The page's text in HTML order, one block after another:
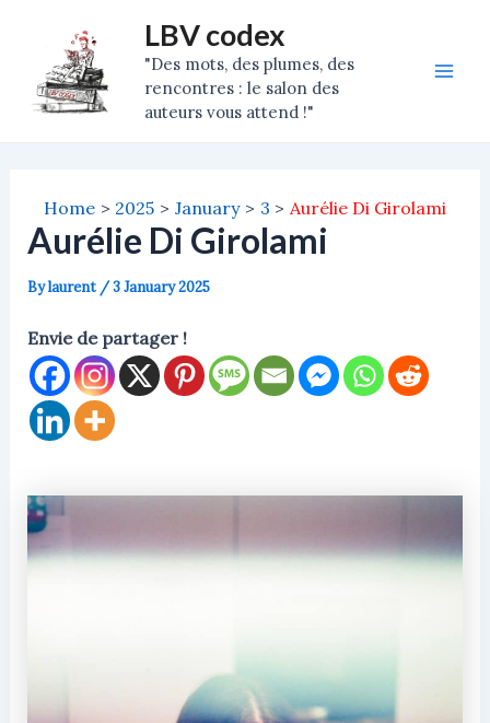
content
LBV codex
"Des mots, des plumes, des
rencontres : le salon des
auteurs vous attend !"
Home 2025 January 3 Aurélie Di Girolami
Aurélie Di Girolami
Bylaurent /3 January 2025
Envie de partager !
navigation